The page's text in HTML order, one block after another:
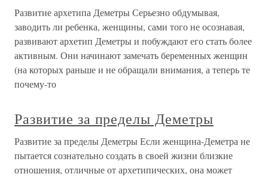
Развитие архетипа Деметры Серьезно обдумывая,
заводить ли ребенка, женщины, сами того не осознавая,
развивают архетип Деметры и побуждают его стать более
активным. Они начинают замечать беременных женщин
(на которых раньше и не обращали внимания, а теперь те
почему-то
Развитие за пределы Деметры
Развитие за пределы Деметры Если женщина-Деметра не
пытается сознательно создать в своей жизни близкие
отношения, отличные от архетипических, она может